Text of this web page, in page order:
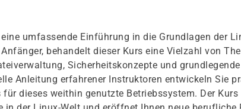
umfassende Einführung in die Grundlagen der
behandelt dieser Kurs eine Vielzahl von
Sicherheitskonzepte und grundlegende
Anleitung erfahrener Instruktoren entwickeln Sie
dieses weithin genutzte Betriebssystem. Der Kurs